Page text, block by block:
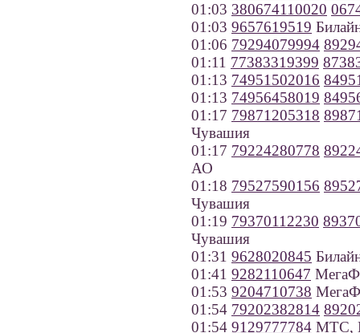
01:03 380674110020
01:03 9657619519
01:06 79294079994
01:11 77383319399
01:13 74951502016
01:13 74956458019
01:17 79871205318
Чувашия
01:17 79224280778
АО
01:18 79527590156
Чувашия
01:19 79370112230
Чувашия
01:31 9628020845
01:41 9282110647
01:53 9204710738
01:54 79202382814
01:54 9129777784 МТС,